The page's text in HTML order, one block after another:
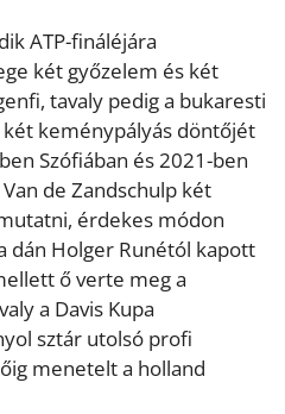
ATP-fináléjára
két győzelem és két
tavaly pedig a bukaresti
keménypályás döntőjét
Szófiában és 2021-ben
de Zandschulp két
érdekes módon
dán Holger Runétól kapott
ő verte meg a
a Davis Kupa
sztár utolsó profi
menetelt a holland